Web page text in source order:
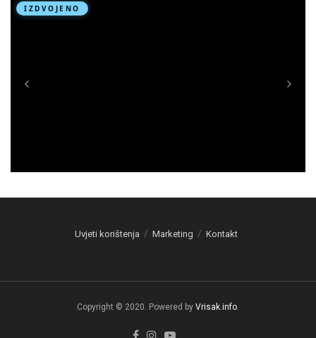
Uvjeti korištenja Marketing Kontakt
Copyright © 2020. Powered by Vrisak.info.